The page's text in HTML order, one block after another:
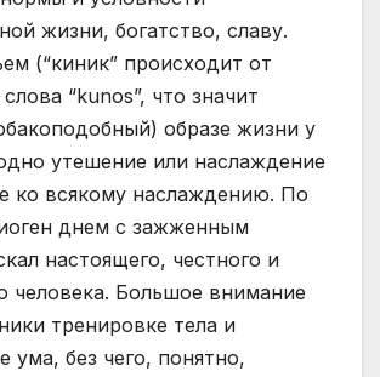
жизни, богатство, славу.
(“киник” происходит от
слова “kunos”, что значит
образе жизни у
утешение или наслаждение
ко всякому наслаждению. По
днем с зажженным
настоящего, честного и
человека. Большое внимание
тренировке тела и
ума, без чего, понятно,